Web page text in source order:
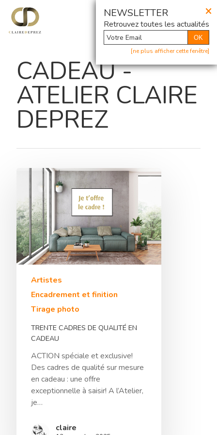
×
NEWSLETTER
Retrouvez toutes les actualités
OK
[ne plus afficher cette fenêtre]
@ Newsletter
Hit enter to search or ESC to close
CADEAU -
ATELIER CLAIRE
DEPREZ
Artistes
Encadrement et finition
Tirage photo
TRENTE CADRES DE QUALITÉ EN
CADEAU
ACTION spéciale et exclusive!
Des cadres de qualité sur mesure
en cadeau : une offre
exceptionnelle à saisir! A l’Atelier,
je…
claire